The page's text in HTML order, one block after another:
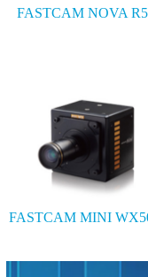
FASTCAM NOVA
FASTCAM MINI